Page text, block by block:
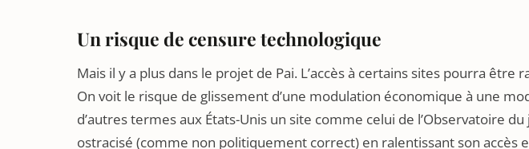
Un risque de censure technologique
Mais il y a plus dans le projet de Pai. L’accès à certains sites pourra être
On voit le risque de glissement d’une modulation économique à une
d’autres termes aux États-Unis un site comme celui de l’Observatoire
ostracisé (comme non politiquement correct) en ralentissant son accès